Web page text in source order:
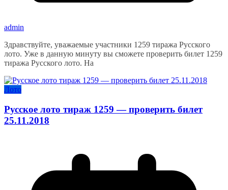
admin
Здравствуйте, уважаемые участники 1259 тиража Русского
лото. Уже в данную минуту вы сможете проверить билет 1259
тиража Русского лото. На
Лото
Русское лото тираж 1259 — проверить билет
25.11.2018